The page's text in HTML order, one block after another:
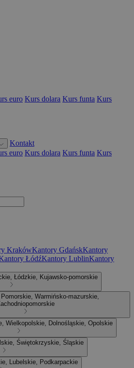
euro Kurs dolara Kurs funta Kurs
Kontakt
euro Kurs dolara Kurs funta Kurs
KrakówKantory GdańskKantory
ŁódźKantory LublinKantory
Łódzkie, Kujawsko-pomorskie
Pomorskie, Warmińsko-mazurskie,
Wielkopolskie, Dolnośląskie, Opolskie
Świętokrzyskie, Śląskie
Lubelskie, Podkarpackie